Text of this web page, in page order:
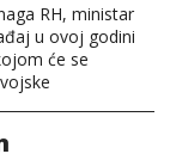
RH, ministar
u ovoj godini
će se